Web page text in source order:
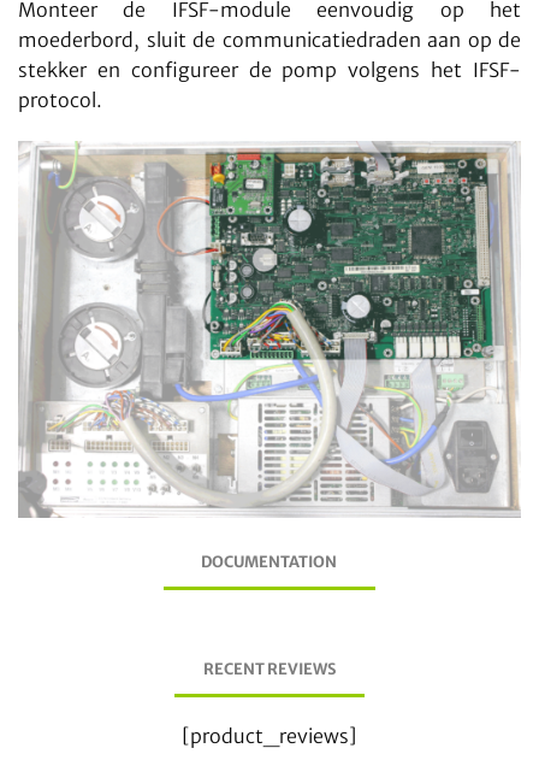
Monteer de IFSF-module eenvoudig op het
moederbord, sluit de communicatiedraden aan op de
stekker en configureer de pomp volgens het IFSF-
protocol.
DOCUMENTATION
RECENT REVIEWS
[product_reviews]